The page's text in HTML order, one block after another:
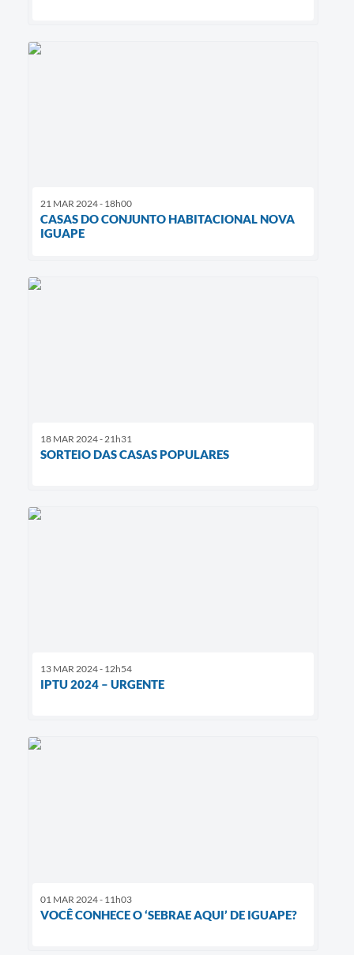
21 MAR 2024 - 18h00
CASAS DO CONJUNTO HABITACIONAL NOVA
IGUAPE
18 MAR 2024 - 21h31
SORTEIO DAS CASAS POPULARES
13 MAR 2024 - 12h54
IPTU 2024 – URGENTE
01 MAR 2024 - 11h03
VOCÊ CONHECE O ‘SEBRAE AQUI’ DE IGUAPE?